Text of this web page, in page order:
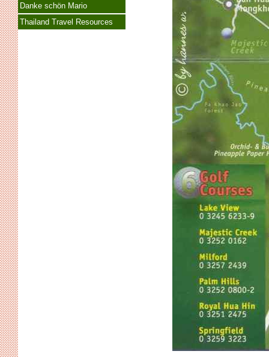
Danke schön Mario
Thailand Travel Resources